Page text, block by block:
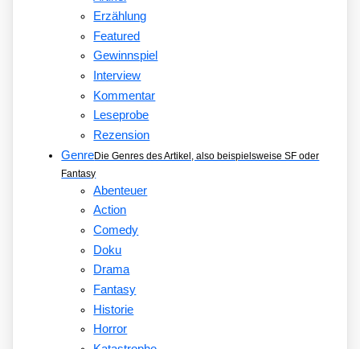
Erzählung
Featured
Gewinnspiel
Interview
Kommentar
Leseprobe
Rezension
GenreDie Genres des Artikel, also beispielsweise SF oder
Fantasy
Abenteuer
Action
Comedy
Doku
Drama
Fantasy
Historie
Horror